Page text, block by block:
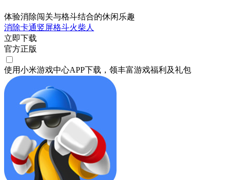
体验消除闯关与格斗结合的休闲乐趣
消除卡通竖屏格斗火柴人
立即下载
官方正版
使用小米游戏中心APP下载 ，领丰富游戏福利 及礼包